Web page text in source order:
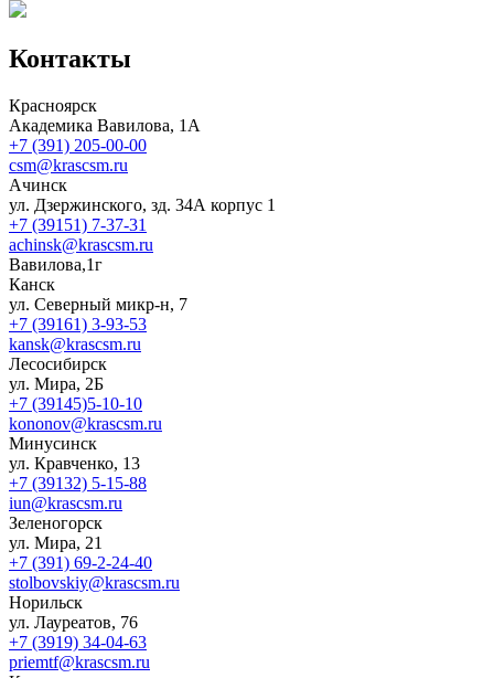
Контакты
Красноярск
Академика Вавилова, 1А
+7 (391) 205-00-00
csm@krascsm.ru
Ачинск
ул. Дзержинского, зд. 34А корпус 1
+7 (39151) 7-37-31
achinsk@krascsm.ru
Вавилова,1г
Канск
ул. Северный микр-н, 7
+7 (39161) 3-93-53
kansk@krascsm.ru
Лесосибирск
ул. Мира, 2Б
+7 (39145)5-10-10
kononov@krascsm.ru
Минусинск
ул. Кравченко, 13
+7 (39132) 5-15-88
iun@krascsm.ru
Зеленогорск
ул. Мира, 21
+7 (391) 69-2-24-40
stolbovskiy@krascsm.ru
Норильск
ул. Лауреатов, 76
+7 (3919) 34-04-63
priemtf@krascsm.ru